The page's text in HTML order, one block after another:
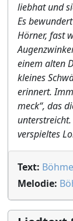
liebhat und
Es
Hörner, fast
einem alten
kleines
erinnert.
meck“, das
verspieltes
Text:
Melodie: